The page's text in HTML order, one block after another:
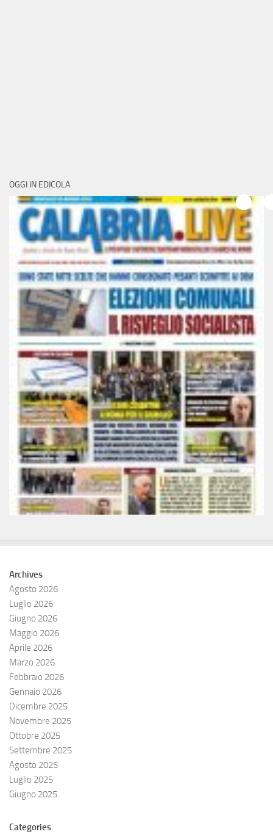
OGGI IN EDICOLA
Archives
Agosto 2026
Luglio 2026
Giugno 2026
Maggio 2026
Aprile 2026
Marzo 2026
Febbraio 2026
Gennaio 2026
Dicembre 2025
Novembre 2025
Ottobre 2025
Settembre 2025
Agosto 2025
Luglio 2025
Giugno 2025
Categories